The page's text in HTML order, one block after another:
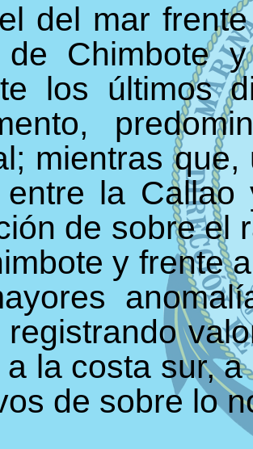
del mar
de Chimbote
los últimos
mientras
entre la Callao
de sobre el
y frente
registrando
la costa sur,
de sobre lo